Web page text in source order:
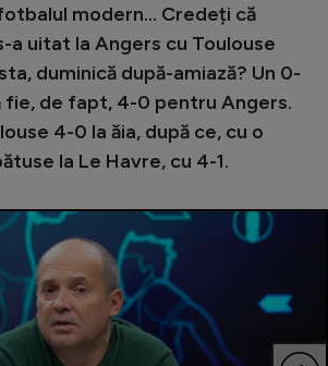
modern... Credeți că
a uitat la Angers cu Toulouse
duminică după-amiază? Un 0-
fie, de fapt, 4-0 pentru Angers.
4-0 la ăia, după ce, cu o
la Le Havre, cu 4-1.